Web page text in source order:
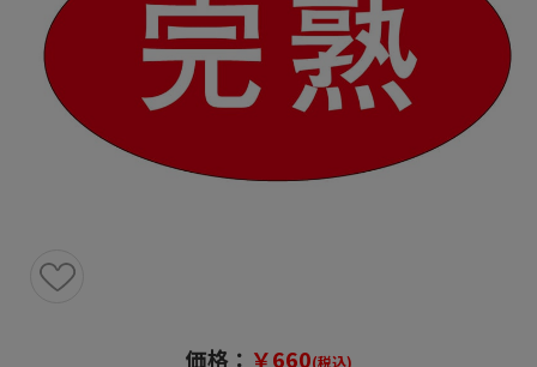
価格： ￥660(税込)